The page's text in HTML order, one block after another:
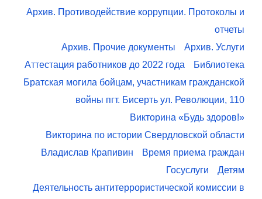
Архив. Противодействие коррупции. Протоколы и
отчеты
Архив. Прочие документы
Архив. Услуги
Аттестация работников до 2022 года
Библиотека
Братская могила бойцам, участникам гражданской
войны пгт. Бисерть ул. Революции, 110
Викторина «Будь здоров!»
Викторина по истории Свердловской области
Владислав Крапивин
Время приема граждан
Госуслуги
Детям
Деятельность антитеррористической комиссии в